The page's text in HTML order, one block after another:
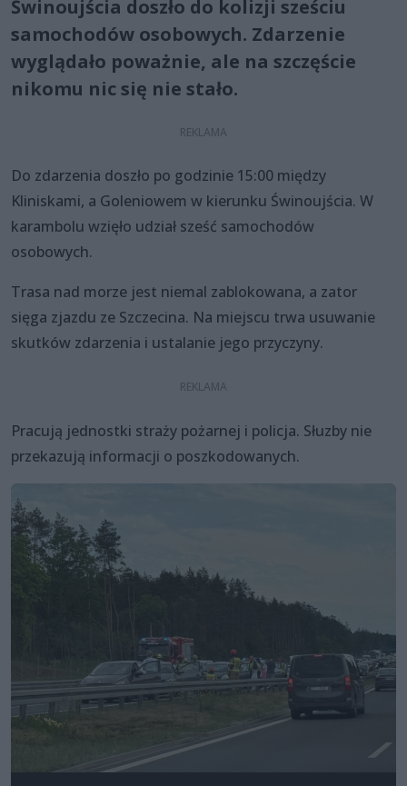
Świnoujścia doszło do kolizji sześciu
samochodów osobowych. Zdarzenie
wyglądało poważnie, ale na szczęście
nikomu nic się nie stało.
Do zdarzenia doszło po godzinie 15:00 między
Kliniskami, a Goleniowem w kierunku Świnoujścia. W
karambolu wzięło udział sześć samochodów
osobowych.
Trasa nad morze jest niemal zablokowana, a zator
sięga zjazdu ze Szczecina. Na miejscu trwa usuwanie
skutków zdarzenia i ustalanie jego przyczyny.
Pracują jednostki straży pożarnej i policja. Słuzby nie
przekazują informacji o poszkodowanych.